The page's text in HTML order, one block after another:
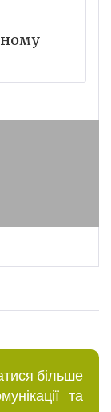
більше
та